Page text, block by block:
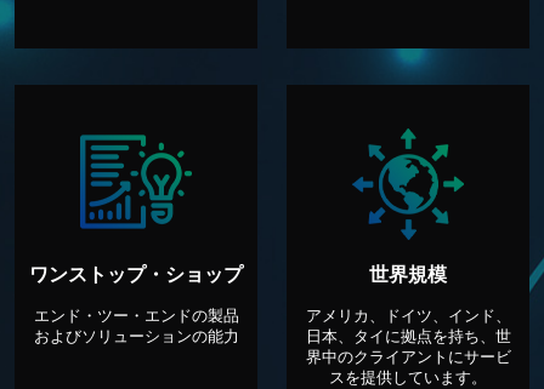
ワンストップ・ショップ
エンド・ツー・エンドの製品
およびソリューションの能力
世界規模
アメリカ、ドイツ、インド、
日本、タイに拠点を持ち、世
界中のクライアントにサービ
スを提供しています。